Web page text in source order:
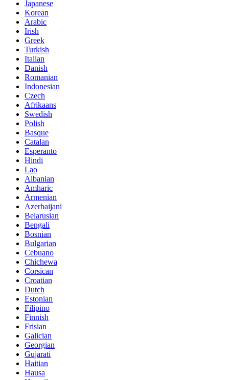
Japanese
Korean
Arabic
Irish
Greek
Turkish
Italian
Danish
Romanian
Indonesian
Czech
Afrikaans
Swedish
Polish
Basque
Catalan
Esperanto
Hindi
Lao
Albanian
Amharic
Armenian
Azerbaijani
Belarusian
Bengali
Bosnian
Bulgarian
Cebuano
Chichewa
Corsican
Croatian
Dutch
Estonian
Filipino
Finnish
Frisian
Galician
Georgian
Gujarati
Haitian
Hausa